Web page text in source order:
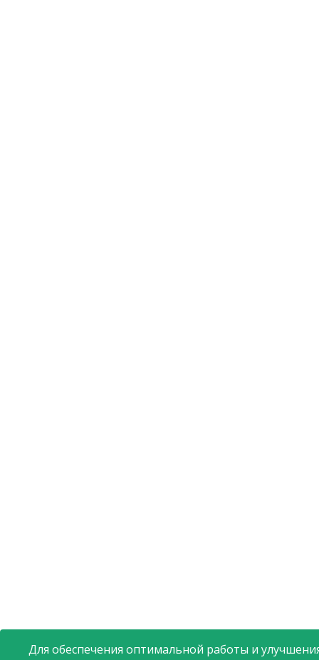
Для обеспечения оптимальной работы и